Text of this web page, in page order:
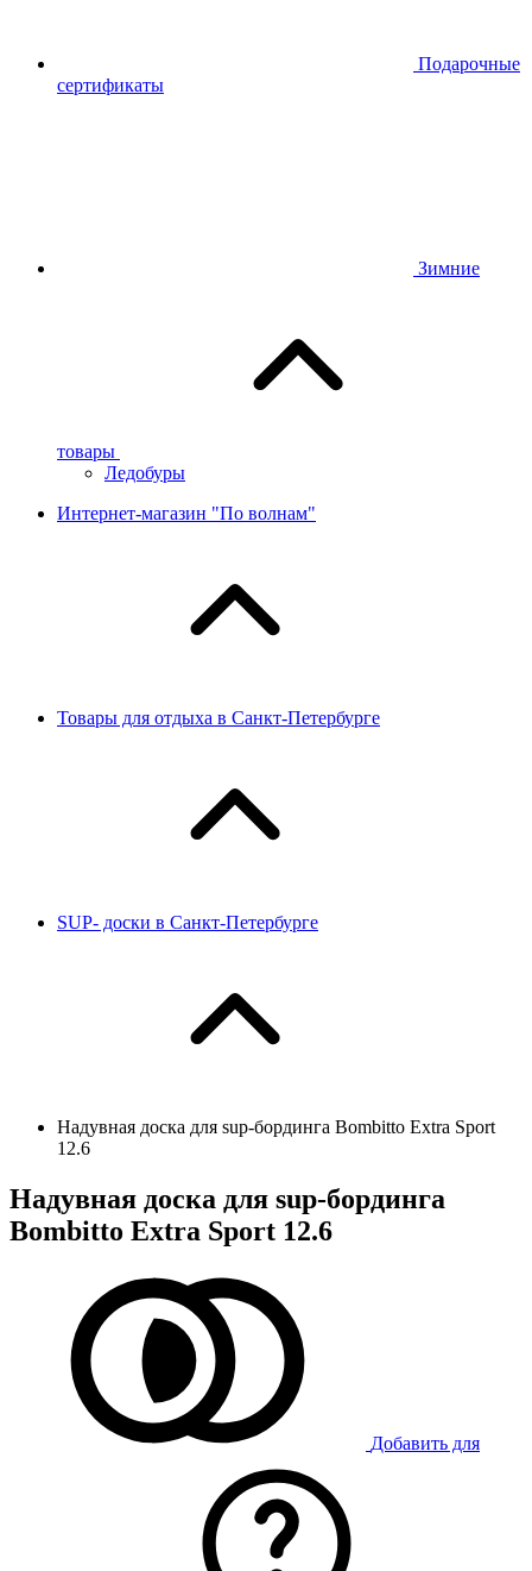
Подарочные
сертификаты
Зимние
товары
Ледобуры
Интернет-магазин "По волнам"
Товары для отдыха в Санкт-Петербурге
SUP- доски в Санкт-Петербурге
Надувная доска для sup-бординга Bombitto Extra Sport
12.6
Надувная доска для sup-бординга
Bombitto Extra Sport 12.6
Добавить для